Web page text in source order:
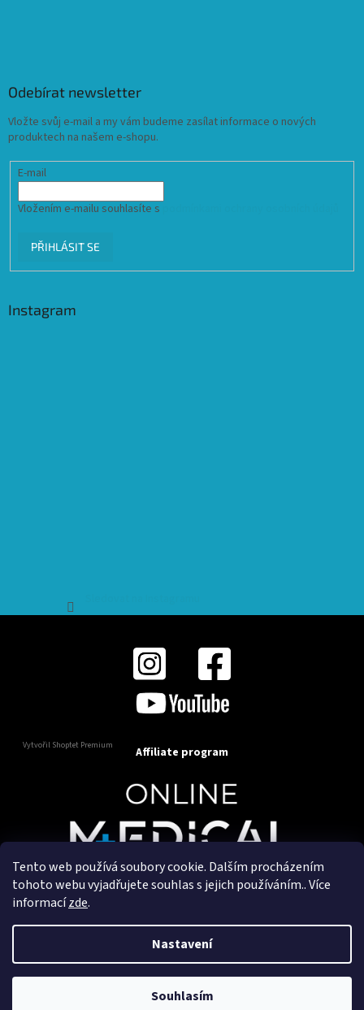
Tento web používá soubory cookie. Dalším procházením
tohoto webu vyjadřujete souhlas s jejich používáním.. Více
informacízde.
Nastavení
Souhlasím
Odebírat newsletter
Vložte svůj e-mail a my vám budeme zasílat informace o nových
produktech na našem e-shopu.
E-mail
Vložením e-mailu souhlasíte s
PŘIHLÁSIT SE
Instagram
Vytvořil Shoptet Premium Affiliate program
Copyright 2025OnlineMedical.cz. Všechna práva
Vytvořil a marketingově zajišťuje